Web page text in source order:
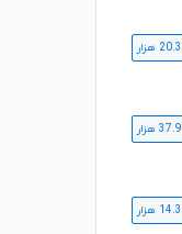
20.3 هزار
37.9 هزار
14.3 هزار